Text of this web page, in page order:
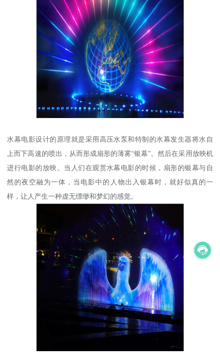
水幕电影设计的原理就是采用高压水泵和特制的水幕发生器将水自
上而下高速的喷出，从而形成扇形的薄雾“银幕”。然后在采用放映机
进行电影的放映。当人们在观赏水幕电影的时候，扇形的银幕与自
然的夜空融为一体，当电影中的人物出入银幕时，就好似真的一
样，让人产生一种虚无缥缈和梦幻的感觉。